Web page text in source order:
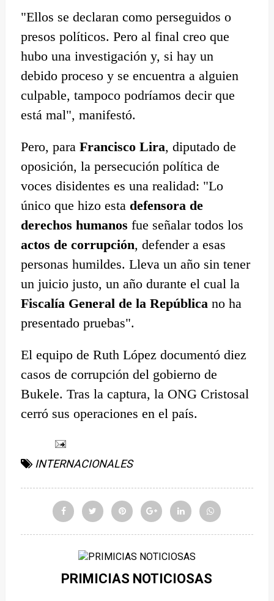
"Ellos se declaran como perseguidos o
presos políticos. Pero al final creo que
hubo una investigación y, si hay un
debido proceso y se encuentra a alguien
culpable, tampoco podríamos decir que
está mal", manifestó.
Pero, para Francisco Lira, diputado de
oposición, la persecución política de
voces disidentes es una realidad: "Lo
único que hizo esta defensora de
derechos humanos fue señalar todos los
actos de corrupción, defender a esas
personas humildes. Lleva un año sin tener
un juicio justo, un año durante el cual la
Fiscalía General de la Repúblicano ha
presentado pruebas".
El equipo de Ruth López documentó diez
casos de corrupción del gobierno de
Bukele. Tras la captura, la ONG Cristosal
cerró sus operaciones en el país.
INTERNACIONALES
PRIMICIAS NOTICIOSAS